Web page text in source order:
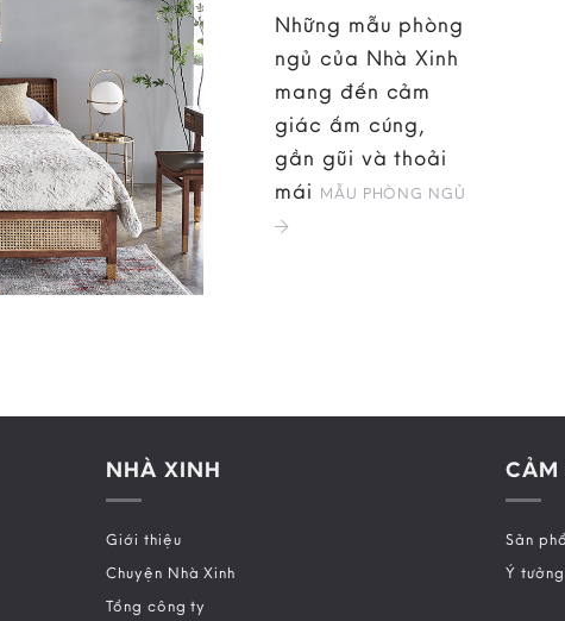
Những mẫu phòng
ngủ của Nhà Xinh
mang đến cảm
giác ấm cúng,
gần gũi và thoải
mái MẪU PHÒNG NGỦ
NHÀ XINH
Giới thiệu
Chuyện Nhà Xinh
Tổng công ty
CẢM
Sản
Ý